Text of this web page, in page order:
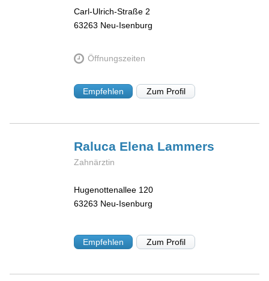
Carl-Ulrich-Straße 2
63263 Neu-Isenburg
Öffnungszeiten
Empfehlen Zum Profil
Raluca Elena Lammers
Zahnärztin
Hugenottenallee 120
63263 Neu-Isenburg
Empfehlen Zum Profil